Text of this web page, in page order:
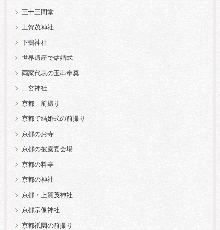
三十三間堂
上賀茂神社
下鴨神社
世界遺産で結婚式
両家代表の玉串奉奠
二宮神社
京都 前撮り
京都で結婚式の前撮り
京都のお寺
京都の披露宴会場
京都の料亭
京都の神社
京都・上賀茂神社
京都宗像神社
京都祇園の前撮り